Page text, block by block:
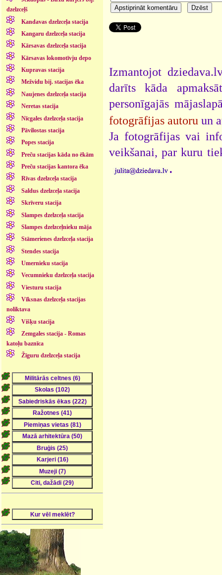
dzelzceļš
Kandavas dzelzceļa stacija
Kangaru dzelzceļa stacija
Kārsavas dzelzceļa stacija
Kārsavas lokomotīvju depo
Kupravas stacija
Mežvidu bij. stacijas ēka
Naujenes dzelzceļa stacija
Neretas stacija
Nīcgales dzelzceļa stacija
Pāvilostas stacija
Popes stacija
Preču stacijas kāda no ēkām
Preču stacijas kantora ēka
Rīvas dzelzceļa stacija
Saldus dzelzceļa stacija
Skrīveru stacija
Slampes dzelzceļa stacija
Slampes dzelzceļnieku māja
Stāmerienes dzelzceļa stacija
Stendes stacija
Umernieku stacija
Vecumnieku dzelzceļa stacija
Viesturu stacija
Vīksnas dzelzceļa stacijas
noliktava
Višķu stacija
Zemgales stacija - Romas
katoļu baznīca
Žīguru dzelzceļa stacija
Izmantojot
darīts kāda
personīgajās
fotogrāfijas autoru un
Ja fotogrāfijas vai
veikšanai, par kuru
.